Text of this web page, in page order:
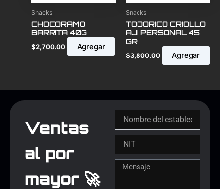
Snacks
CHOCORAMO
BARRITA 40G
$2,700.00 Agregar
Snacks
TODORICO CRIOLLO
AJI PERSONAL 45
GR
$3,800.00 Agregar
Ventas
al por
mayor 🚀